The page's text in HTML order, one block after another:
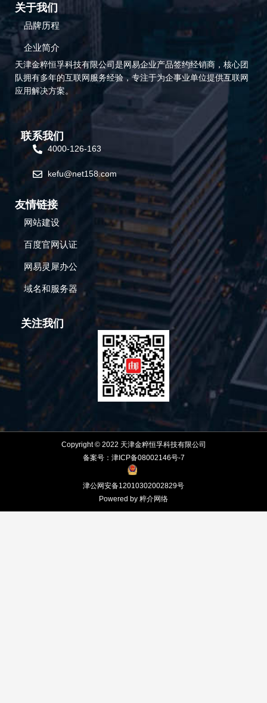
关于我们
品牌历程
企业简介
天津金粹恒孚科技有限公司是网易企业产品签约经销商，核心团
队拥有多年的互联网服务经验，专注于为企事业单位提供互联网
应用解决方案。
联系我们
4000-126-163
kefu@net158.com
友情链接
网站建设
百度官网认证
网易灵犀办公
域名和服务器
关注我们
Copyright © 2022 天津金粹恒孚科技有限公司
备案号：津ICP备08002146号-7
津公网安备12010302002829号
Powered by 粹介网络